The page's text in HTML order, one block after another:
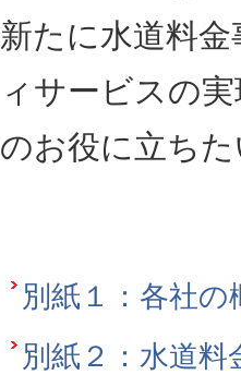
新たに水道料
ィサービスの
のお役に立ち
別紙１：各社の
別紙２：水道料